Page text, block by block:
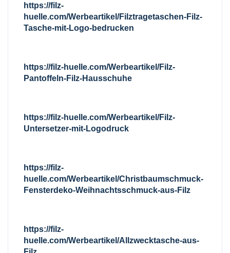
https://filz-
huelle.com/Werbeartikel/Filztragetaschen-Filz-
Tasche-mit-Logo-bedrucken
https://filz-huelle.com/Werbeartikel/Filz-
Pantoffeln-Filz-Hausschuhe
https://filz-huelle.com/Werbeartikel/Filz-
Untersetzer-mit-Logodruck
https://filz-
huelle.com/Werbeartikel/Christbaumschmuck-
Fensterdeko-Weihnachtsschmuck-aus-Filz
https://filz-
huelle.com/Werbeartikel/Allzwecktasche-aus-